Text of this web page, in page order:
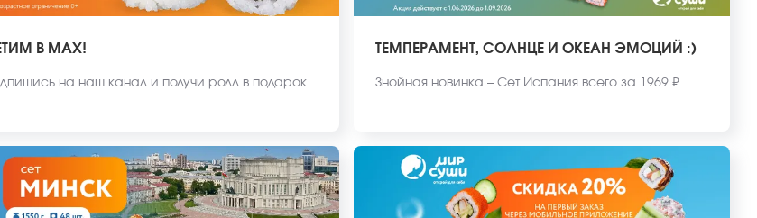
В MAX!
на наш канал и получи ролл в подарок
ТЕМПЕРАМЕНТ, СОЛНЦЕ И ОКЕАН ЭМОЦИЙ :)
Знойная новинка – Сет Испания всего за 1969 ₽